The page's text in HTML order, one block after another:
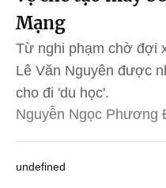
Mạng
Từ nghi phạm chờ đợi
Lê Văn Nguyên được
cho đi 'du học'.
Nguyễn Ngọc Phương
undefined